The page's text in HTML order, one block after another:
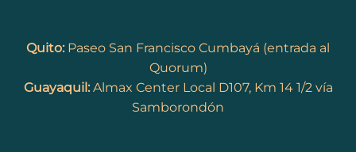
Quito:Paseo San Francisco Cumbayá (entrada al
Quorum)
Guayaquil:Almax Center Local D107, Km 14 1/2 vía
Samborondón